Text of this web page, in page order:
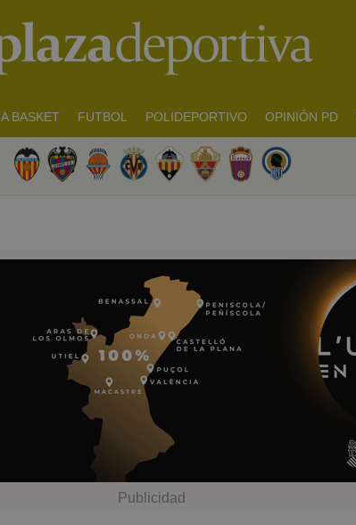
BASKET FUTBOL POLIDEPORTIVO OPINIÓN PD